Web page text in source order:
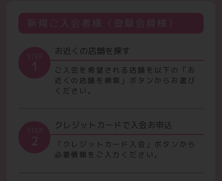
新規ご入会者様（登録会員様）
STEP
1
お近くの店舗を探す
ご入会を希望される店舗を以下の「お
近くの店舗を検索」ボタンからお選び
ください。
STEP
2
クレジットカードで入会お申込
「クレジットカード入会」ボタンから
必要情報をご入力ください。